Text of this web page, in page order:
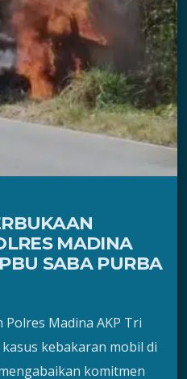
MADINA
SABA PURBA
Polres Madina AKP Tri
kebakaran mobil di
komitmen